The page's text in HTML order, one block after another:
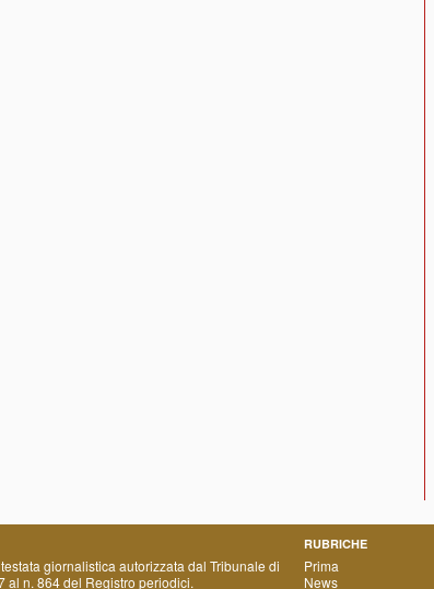
giornalistica autorizzata dal Tribunale di
al n. 864 del Registro periodici.
RUBRICHE
Prima
News